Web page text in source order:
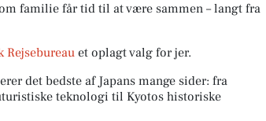
familie får tid til at være sammen – langt fra
Rejsebureau et oplagt valg for jer.
det bedste af Japans mange sider: fra
teknologi til Kyotos historiske